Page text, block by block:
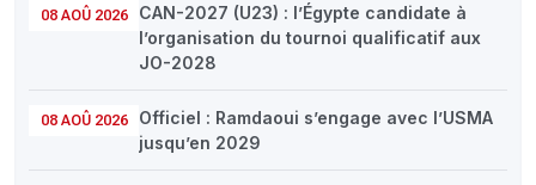
08 AOÛ 2026
CAN-2027 (U23) : l’Égypte candidate à
l’organisation du tournoi qualificatif aux
JO-2028
08 AOÛ 2026
Officiel : Ramdaoui s’engage avec l’USMA
jusqu’en 2029